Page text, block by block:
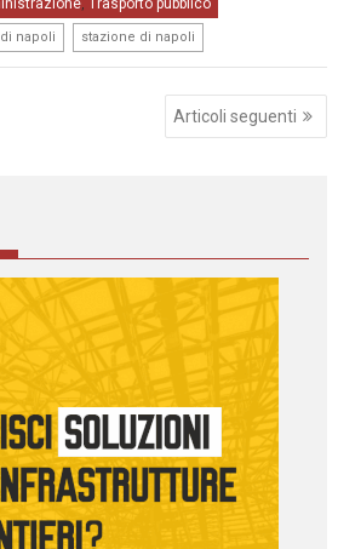
,
napoli stazione di napoli
Articoli seguenti